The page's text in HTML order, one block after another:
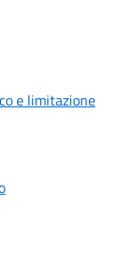
e limitazione